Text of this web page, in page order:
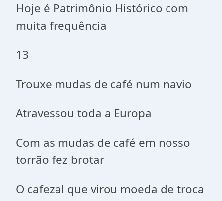
Hoje é Patrimônio Histórico com
muita frequência
13
Trouxe mudas de café num navio
Atravessou toda a Europa
Com as mudas de café em nosso
torrão fez brotar
O cafezal que virou moeda de troca